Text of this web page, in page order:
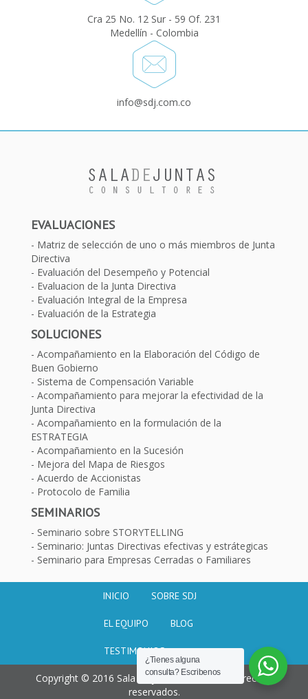
Cra 25 No. 12 Sur - 59 Of. 231
Medellín - Colombia
info@sdj.com.co
EVALUACIONES
Matriz de selección de uno o más miembros de Junta
Directiva
Evaluación del Desempeño y Potencial
Evaluacion de la Junta Directiva
Evaluación Integral de la Empresa
Evaluación de la Estrategia
SOLUCIONES
Acompañamiento en la Elaboración del Código de
Buen Gobierno
Sistema de Compensación Variable
Acompañamiento para mejorar la efectividad de la
Junta Directiva
Acompañamiento en la formulación de la
ESTRATEGIA
Acompañamiento en la Sucesión
Mejora del Mapa de Riesgos
Acuerdo de Accionistas
Protocolo de Familia
SEMINARIOS
Seminario sobre STORYTELLING
Seminario: Juntas Directivas efectivas y estrátegicas
Seminario para Empresas Cerradas o Familiares
INICIO SOBRE SDJ
EL EQUIPO BLOG
TESTIMONIOS
Copyright © 2016 Sala de juntas. Todos los derechos
reservados.
¿Tienes alguna
consulta? Escribenos